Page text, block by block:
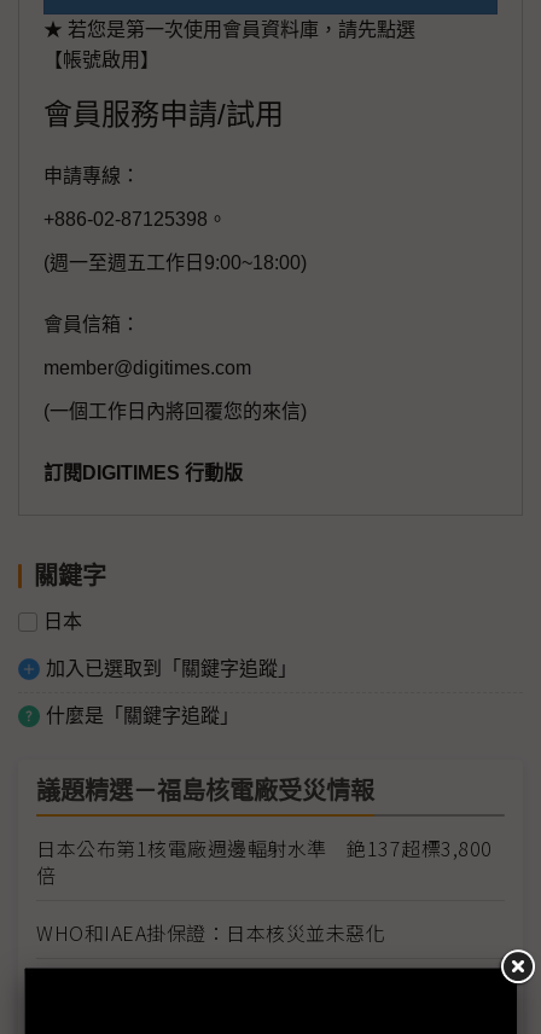
★ 若您是第一次使用會員資料庫，請先點選
【帳號啟用】
會員服務申請/試用
申請專線：
+886-02-87125398。
(週一至週五工作日9:00~18:00)
會員信箱：
member@digitimes.com
(一個工作日內將回覆您的來信)
訂閱DIGITIMES 行動版
關鍵字
日本
加入已選取到「關鍵字追蹤」
什麼是「關鍵字追蹤」
議題精選－福島核電廠受災情報
日本公布第1核電廠週邊輻射水準 銫137超標3,800
倍
WHO和IAEA掛保證：日本核災並未惡化